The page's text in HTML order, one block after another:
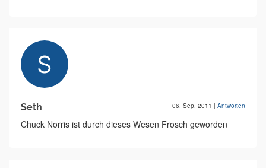
Seth 06. Sep. 2011 | Antworten
Chuck Norris ist durch dieses Wesen Frosch geworden